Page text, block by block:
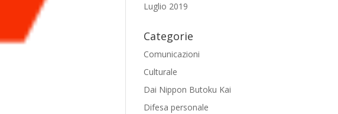
Luglio 2019
Categorie
Comunicazioni
Culturale
Dai Nippon Butoku Kai
Difesa personale